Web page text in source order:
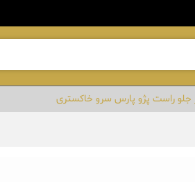
جلو راست پژو پارس سرو خاکستری